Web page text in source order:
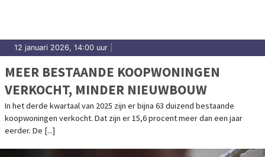
12 januari 2026, 14:00 uur
MEER BESTAANDE KOOPWONINGEN
VERKOCHT, MINDER NIEUWBOUW
In het derde kwartaal van 2025 zijn er bijna 63 duizend bestaande
koopwoningen verkocht. Dat zijn er 15,6 procent meer dan een jaar
eerder. De [...]